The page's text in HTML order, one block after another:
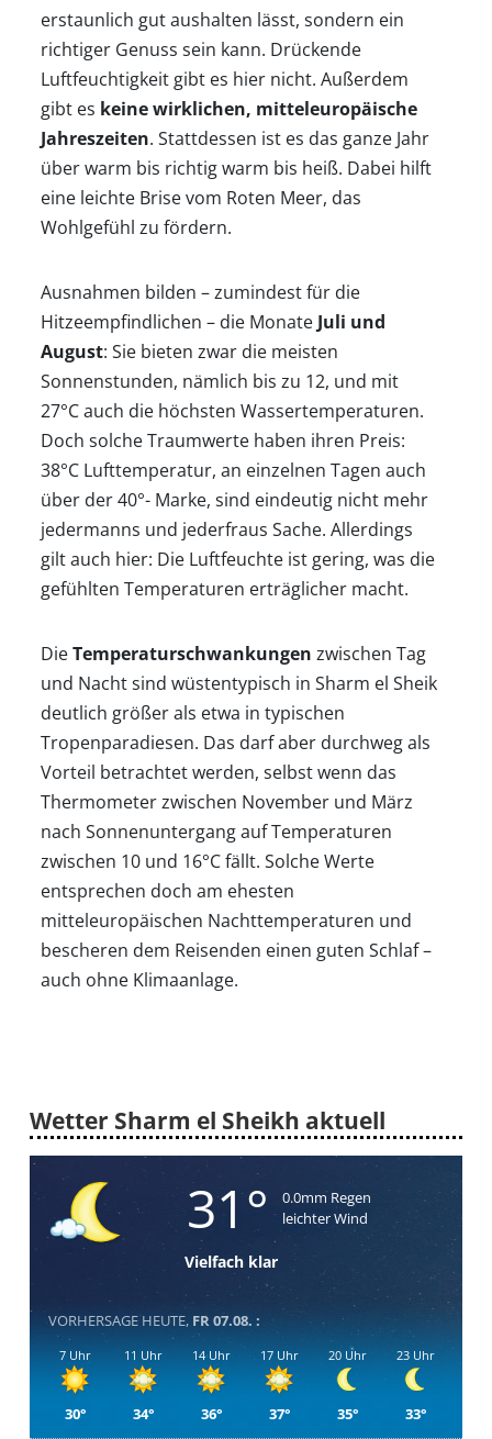
Startseite
Klimatabellen
Beste
Reisezeit
Wann
wohin?
Suche
erstaunlich gut aushalten lässt, sondern ein
richtiger Genuss sein kann. Drückende
Luftfeuchtigkeit gibt es hier nicht. Außerdem
gibt es keine wirklichen, mitteleuropäische
Jahreszeiten. Stattdessen ist es das ganze Jahr
über warm bis richtig warm bis heiß. Dabei hilft
eine leichte Brise vom Roten Meer, das
Wohlgefühl zu fördern.
Ausnahmen bilden – zumindest für die
Hitzeempfindlichen – die Monate Juli und
August: Sie bieten zwar die meisten
Sonnenstunden, nämlich bis zu 12, und mit
27°C auch die höchsten Wassertemperaturen.
Doch solche Traumwerte haben ihren Preis:
38°C Lufttemperatur, an einzelnen Tagen auch
über der 40°- Marke, sind eindeutig nicht mehr
jedermanns und jederfraus Sache. Allerdings
gilt auch hier: Die Luftfeuchte ist gering, was die
gefühlten Temperaturen erträglicher macht.
DieTemperaturschwankungen zwischen Tag
und Nacht sind wüstentypisch in Sharm el Sheik
deutlich größer als etwa in typischen
Tropenparadiesen. Das darf aber durchweg als
Vorteil betrachtet werden, selbst wenn das
Thermometer zwischen November und März
nach Sonnenuntergang auf Temperaturen
zwischen 10 und 16°C fällt. Solche Werte
entsprechen doch am ehesten
mitteleuropäischen Nachttemperaturen und
bescheren dem Reisenden einen guten Schlaf –
auch ohne Klimaanlage.
Wetter Sharm el Sheikh aktuell
31°
0.0mm Regen
leichter Wind
Vielfach klar
VORHERSAGE HEUTE, FR 07.08. :
7 Uhr 11 Uhr 14 Uhr 17 Uhr 20 Uhr 23 Uhr
30° 34° 36° 37° 35° 33°